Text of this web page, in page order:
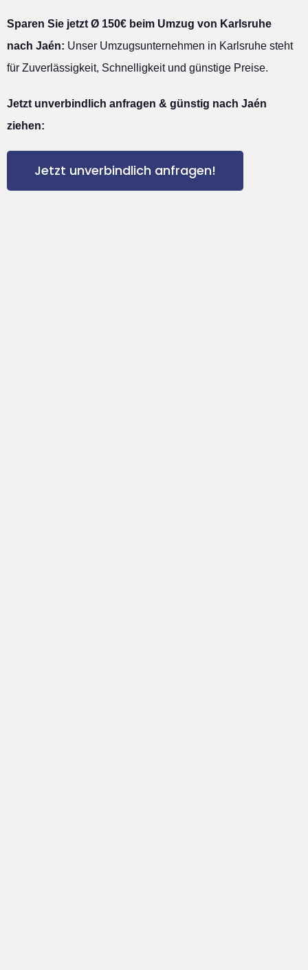
Sparen Sie jetzt Ø 150€ beim Umzug von Karlsruhe
nach Jaén: Unser Umzugsunternehmen in Karlsruhe steht
für Zuverlässigkeit, Schnelligkeit und günstige Preise.
Jetzt unverbindlich anfragen & günstig nach Jaén
ziehen:
Jetzt unverbindlich anfragen!